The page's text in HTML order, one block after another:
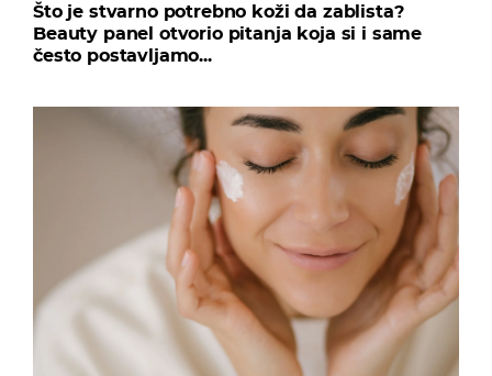
Što je stvarno potrebno koži da zablista?
Beauty panel otvorio pitanja koja si i same
često postavljamo...